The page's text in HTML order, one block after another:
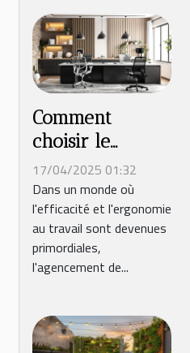
Comment
choisir le
mobilier pour
optimiser
l’espace de
travail
17/04/2025 01:32
Dans un monde où
l'efficacité et l'ergonomie
au travail sont devenues
primordiales,
l'agencement de...